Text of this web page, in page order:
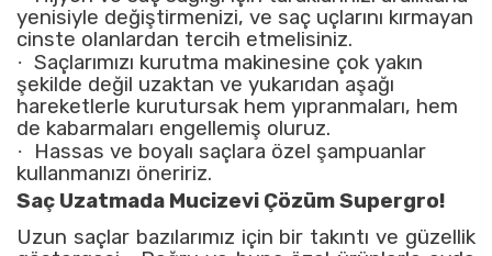
yenisiyle değiştirmenizi, ve saç uçlarını kırmayan
cinste olanlardan tercih etmelisiniz.
· Saçlarımızı kurutma makinesine çok yakın
şekilde değil uzaktan ve yukarıdan aşağı
hareketlerle kurutursak hem yıpranmaları, hem
de kabarmaları engellemiş oluruz.
·
Hassas ve boyalı saçlara özel şampuanlar
kullanmanızı öneririz.
Saç Uzatmada Mucizevi Çözüm Supergro!
Uzun saçlar bazılarımız için bir takıntı ve güzellik